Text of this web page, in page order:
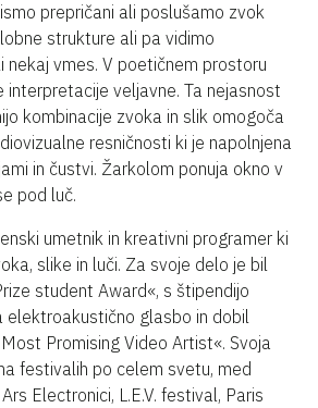
prepričani ali poslušamo zvok
strukture ali pa vidimo
vmes. V poetičnem prostoru
veljavne. Ta nejasnost
kombinacije zvoka in slik omogoča
resničnosti ki je napolnjena
in čustvi. Žarkolom ponuja okno v
pod luč.
umetnik in kreativni programer ki
slike in luči. Za svoje delo je bil
student Award«, s štipendijo
elektroakustično glasbo in dobil
Promising Video Artist«. Svoja
festivalih po celem svetu, med
Electronici, L.E.V. festival, Paris